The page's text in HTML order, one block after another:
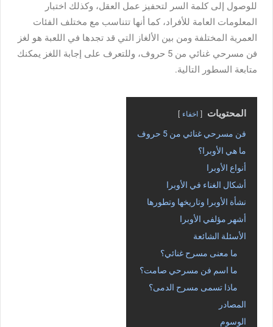
للوصول إلى كلمة السر لتحفيز عمل العقل، وكذلك اختبار
المعلومات العامة للأفراد، كما أنها تتناسب مع مختلف الفئات
العمرية المختلفة ومن بين الألغاز التي قد تجدها في اللعبة هو لغز
فن مسرحي غنائي من 5 حروف، وللتعرف على إجابة اللغز يمكنك
متابعة السطور التالية.
المحتويات اخفاء
فن مسرحي غنائي من 5 حروف
ما هي الأوبرا؟
أنواع الأوبرا
أشكال الغناء في الأوبرا
نشأة الأوبرا وتاريخها وتطورها
أشهر مؤلفي الأوبرا
الأسئلة الشائعة
ما معنى مسرح غنائي؟
ما اسم فن مسرحي صامت؟
ماذا تسمى مسرح الدمى؟
المصادر
الوسوم